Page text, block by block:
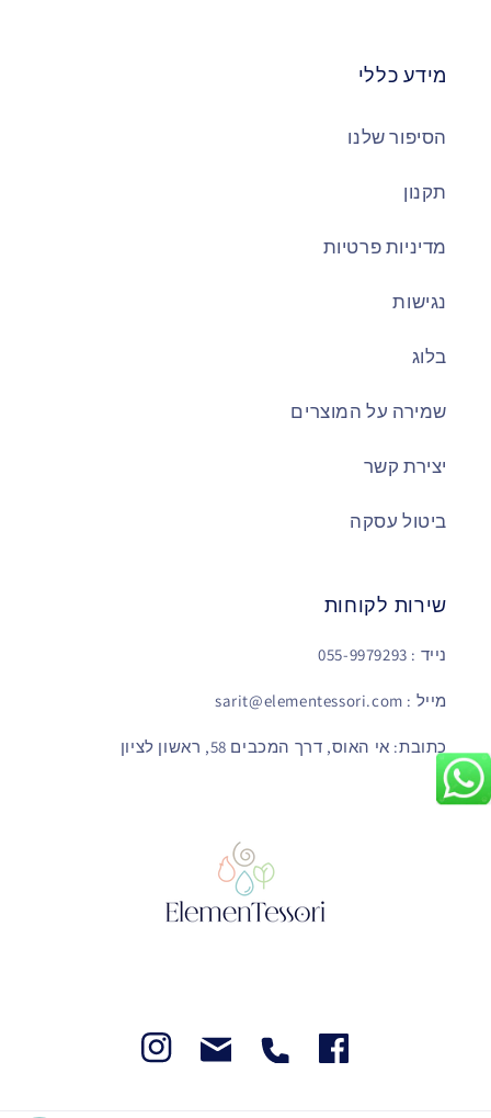
מידע כללי
הסיפור שלנו
תקנון
מדיניות פרטיות
נגישות
בלוג
שמירה על המוצרים
יצירת קשר
ביטול עסקה
שירות לקוחות
נייד : 055-9979293
מייל : sarit@elementessori.com
כתובת: אי האוס, דרך המכבים 58, ראשון לציון
Facebook
Facebook
Facebook
Instegram